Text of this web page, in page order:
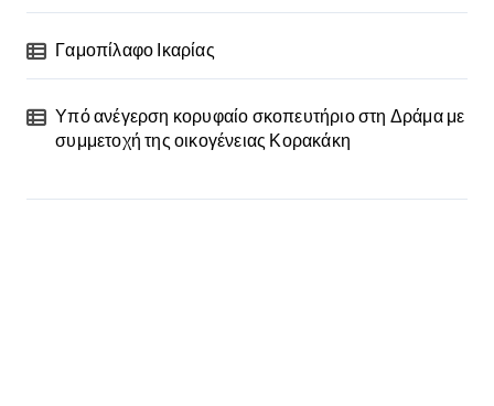
Γαμοπίλαφο Ικαρίας
Υπό ανέγερση κορυφαίο σκοπευτήριο στη Δράμα με
συμμετοχή της οικογένειας Κορακάκη